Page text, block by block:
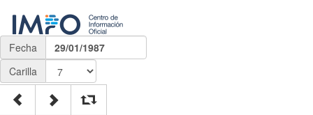
Fecha
29/01/1987
Carilla